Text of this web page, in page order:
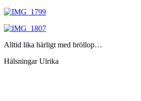
Alltid lika härligt med bröllop…
Hälsningar Ulrika